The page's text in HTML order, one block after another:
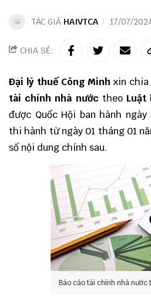
TÁC GIẢ HAIVTCA 17/07/
CHIA SẺ:
Đại lý thuế Công Minh xin chia
tài chính nhà nước theo Luật
được Quốc Hội ban hành ngày
thi hành từ ngày 01 tháng 01
số nội dung chính sau.
Báo cáo tài chính nhà nước